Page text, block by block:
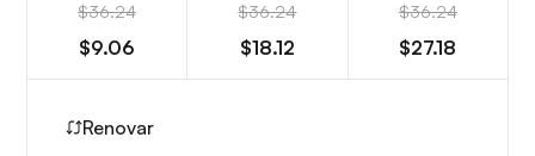
$36.24
$9.06
$36.24
$18.12
$36.24
$27.18
Renovar